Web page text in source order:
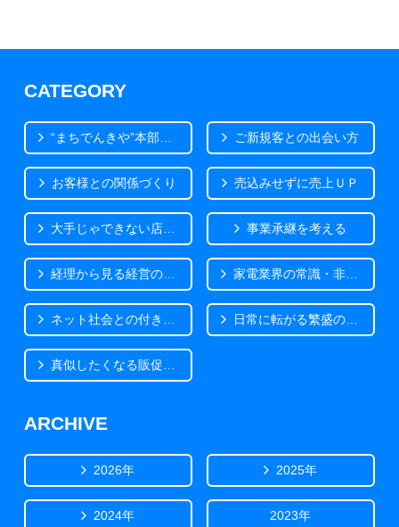
CATEGORY
“まちでんきや”本部から ご新規客との出会い方
お客様との関係づくり 売込みせずに売上ＵＰ
大手じゃできない店づくり 事業承継を考える
経理から見る経営の気づき 家電業界の常識・非常識
ネット社会との付き合い方 日常に転がる繁盛のヒント
真似したくなる販促事例
ARCHIVE
2026年 2025年
2024年 2023年